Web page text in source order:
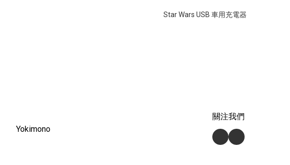
Star Wars USB 車用充電器
Yokimono
關注我們